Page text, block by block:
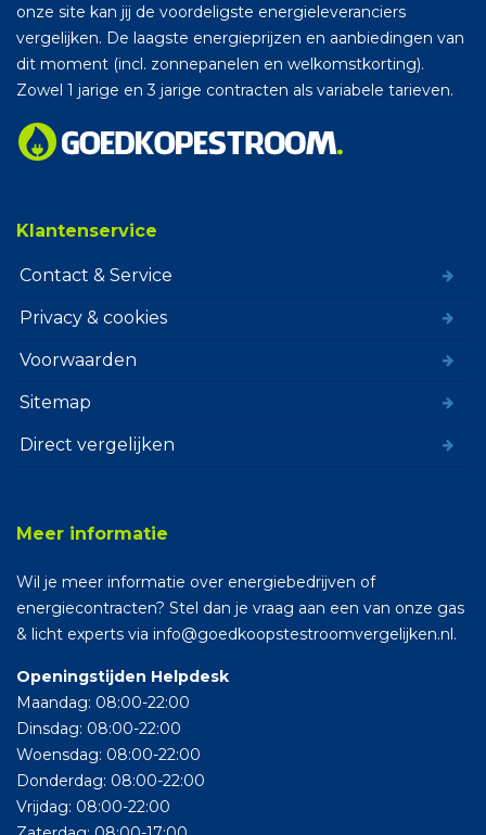
onze site kan jij de voordeligste energieleveranciers
vergelijken. De laagste energieprijzen en aanbiedingen van
dit moment (incl. zonnepanelen en welkomstkorting).
Zowel 1 jarige en 3 jarige contracten als variabele tarieven.
Klantenservice
Contact & Service
Privacy & cookies
Voorwaarden
Sitemap
Direct vergelijken
Meer informatie
Wil je meer informatie over energiebedrijven of
energiecontracten? Stel dan je vraag aan een van onze gas
& licht experts via info@goedkoopstestroomvergelijken.nl.
Openingstijden Helpdesk
Maandag: 08:00-22:00
Dinsdag: 08:00-22:00
Woensdag: 08:00-22:00
Donderdag: 08:00-22:00
Vrijdag: 08:00-22:00